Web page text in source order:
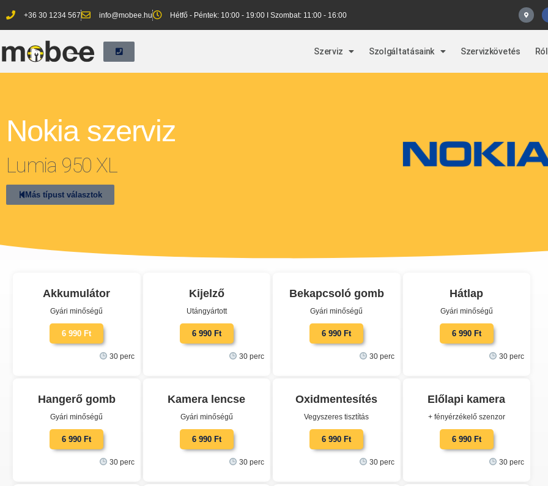
+36 30 1234 567 info@mobee.hu Hétfő - Péntek: 10:00 - 19:00 I Szombat: 11:00 - 16:00
Szerviz Szolgáltatásaink Szervizkövetés
Nokia szerviz
Lumia 950 XL
Más típust választok
Akkumulátor
Gyári minőségű
6 990 Ft
30 perc
Kijelző
Utángyártott
6 990 Ft
30 perc
Bekapcsoló gomb
Gyári minőségű
6 990 Ft
30 perc
Hátlap
Gyári minőségű
6 990 Ft
30 perc
Hangerő gomb
Gyári minőségű
6 990 Ft
30 perc
Kamera lencse
Gyári minőségű
6 990 Ft
30 perc
Oxidmentesítés
Vegyszeres tisztítás
6 990 Ft
30 perc
Előlapi kamera
+ fényérzékelő szenzor
6 990 Ft
30 perc